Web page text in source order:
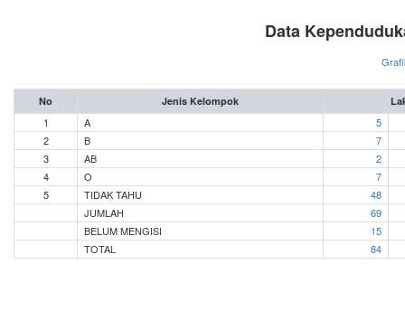
Data
No Jenis Kelompok
1 A
5
2
B
7
3
AB
2
4
O
7
5
TIDAK TAHU
48
JUMLAH
69
BELUM MENGISI
15
TOTAL
84